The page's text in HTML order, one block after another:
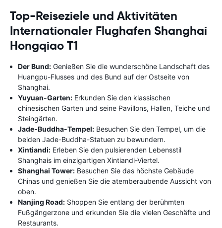
Top-Reiseziele und Aktivitäten
Internationaler Flughafen Shanghai
Hongqiao T1
Der Bund: Genießen Sie die wunderschöne Landschaft des
Huangpu-Flusses und des Bund auf der Ostseite von
Shanghai.
Yuyuan-Garten: Erkunden Sie den klassischen
chinesischen Garten und seine Pavillons, Hallen, Teiche und
Steingärten.
Jade-Buddha-Tempel: Besuchen Sie den Tempel, um die
beiden Jade-Buddha-Statuen zu bewundern.
Xintiandi: Erleben Sie den pulsierenden Lebensstil
Shanghais im einzigartigen Xintiandi-Viertel.
Shanghai Tower: Besuchen Sie das höchste Gebäude
Chinas und genießen Sie die atemberaubende Aussicht von
oben.
Nanjing Road: Shoppen Sie entlang der berühmten
Fußgängerzone und erkunden Sie die vielen Geschäfte und
Restaurants.